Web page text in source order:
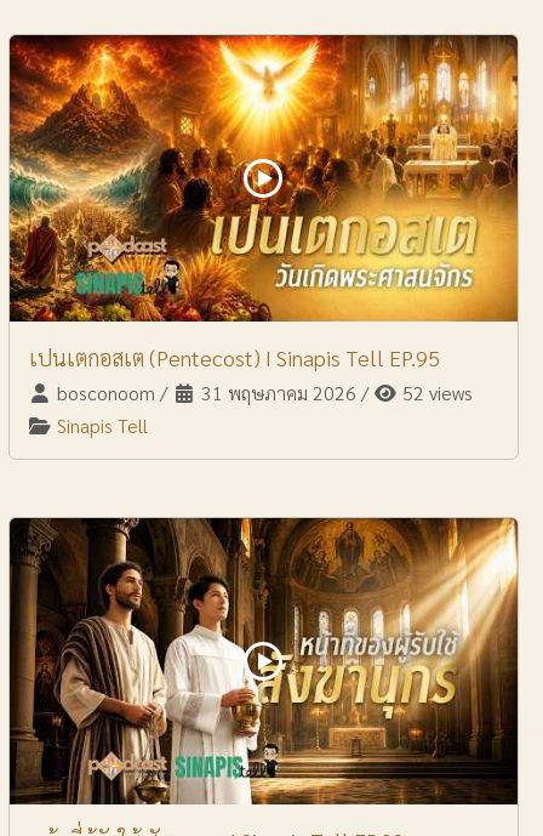
เปนเตกอสเต (Pentecost) I Sinapis Tell EP.95
bosconoom / 31 พฤษภาคม 2026 /
52 views
Sinapis Tell